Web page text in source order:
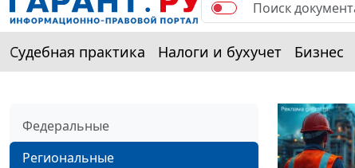
Судебная практика Налоги и бухучет Бизнес
Федеральные
Региональные